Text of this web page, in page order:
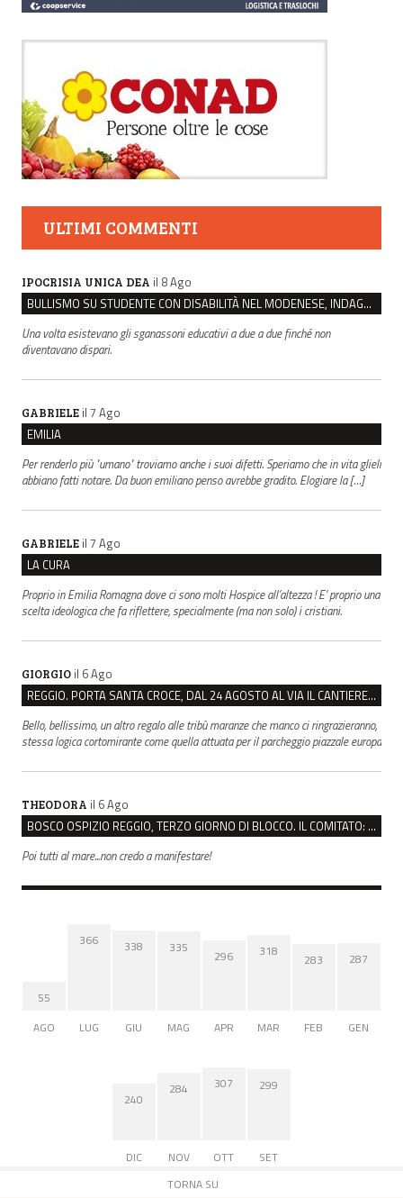
ULTIMI COMMENTI
IPOCRISIA UNICA DEA il 8 Ago
BULLISMO SU STUDENTE CON DISABILITÀ NEL MODENESE, INDAGATI DUE RAGAZZI DI 16 ANNI
Una volta esistevano gli sganassoni educativi a due a due finché non
diventavano dispari.
GABRIELE il 7 Ago
EMILIA
Per renderlo più "umano" troviamo anche i suoi difetti. Speriamo che in vita glieli
abbiano fatti notare. Da buon emiliano penso avrebbe gradito. Elogiare la […]
GABRIELE il 7 Ago
LA CURA
Proprio in Emilia Romagna dove ci sono molti Hospice all’altezza ! E’ proprio una
scelta ideologica che fa riflettere, specialmente (ma non solo) i cristiani.
GIORGIO il 6 Ago
REGGIO. PORTA SANTA CROCE, DAL 24 AGOSTO AL VIA IL CANTIERE PER IL NUOVO COLLETTORE FOGNARIO
Bello, bellissimo, un altro regalo alle tribù maranze che manco ci ringrazieranno,
stessa logica cortomirante come quella attuata per il parcheggio piazzale europa
THEODORA il 6 Ago
BOSCO OSPIZIO REGGIO, TERZO GIORNO DI BLOCCO. IL COMITATO: “PRESIDIO FINO A VENERDÌ”
Poi tutti al mare...non credo a manifestare!
55
AGO
366
LUG
338
GIU
335
MAG
296
APR
318
MAR
283
FEB
287
GEN
240
DIC
284
NOV
307
OTT
299
SET
TORNA SU